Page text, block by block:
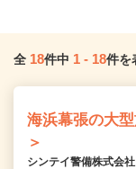
全 18件中 1 - 18件を
海浜幕張の大
＞
シンテイ警備株式会